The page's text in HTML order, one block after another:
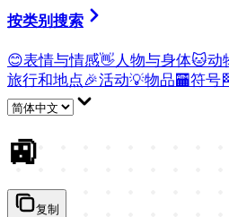
按类别搜索
😊表情与情感👋 人物与身体🐱动
旅行和地点🎉活动💡物品🏧符号
🚉
复制